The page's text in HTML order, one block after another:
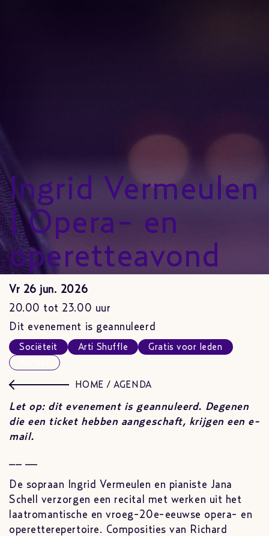
Ingrid Vermeulen
| Opera- en
operetteavond
Vr 26 jun. 2026
20.00 tot 23.00 uur
Dit evenement is geannuleerd
Sociëteit Arti Shuffle
Gratis voor leden
HOME / AGENDA
Let op: dit evenement is geannuleerd. Degenen
die een ticket hebben aangeschaft, krijgen een e-
mail.
De sopraan Ingrid Vermeulen en pianiste Jana
Schell verzorgen een recital met werken uit het
laatromantische en vroeg-20e-eeuwse opera- en
operetterepertoire. Composities van Richard